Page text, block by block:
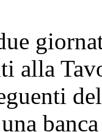
alla